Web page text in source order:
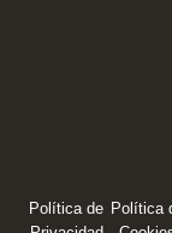
Política de Política